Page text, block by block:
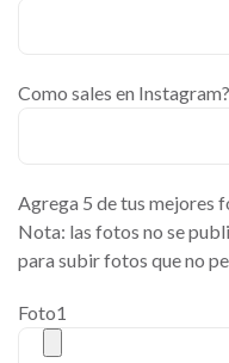
Como sales en Instagram?
Agrega 5 de tus mejores
Nota: las fotos no se
para subir fotos que no
Foto1